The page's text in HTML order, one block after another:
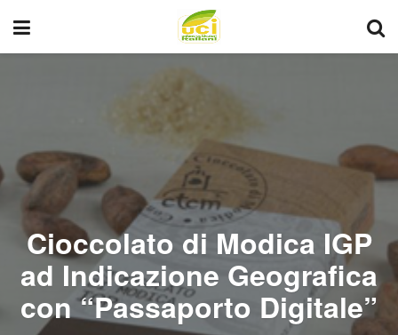
Cioccolato di Modica IGP
ad Indicazione Geografica
con “Passaporto Digitale”